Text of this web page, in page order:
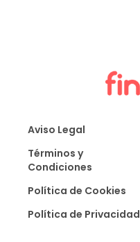
Aviso Legal
Términos y
Condiciones
Política de Cookies
Política de Privacidad